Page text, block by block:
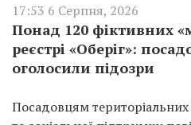
17:53 6 Серпня, 2026
Понад 120 фіктивних
реєстрі «Оберіг»:
оголосили підозри
Посадовцям